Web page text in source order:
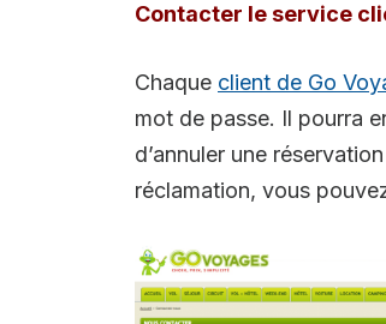
Contacter le service
Chaque client de Go
mot de passe. Il pourra
d’annuler une
réclamation, vous